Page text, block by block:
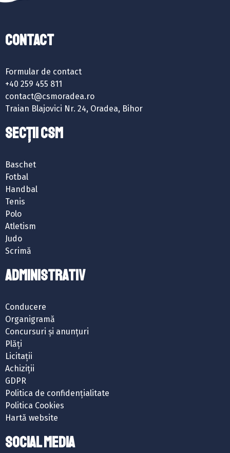
Contact
Formular de contact
+40 259 455 811
contact@csmoradea.ro
Traian Blajovici Nr. 24, Oradea, Bihor
SECȚII CSM
Baschet
Fotbal
Handbal
Tenis
Polo
Atletism
Judo
Scrimă
ADMINISTRATIV
Conducere
Organigramă
Concursuri și anunțuri
Plăți
Licitații
Achiziții
GDPR
Politica de confidențialitate
Politica Cookies
Hartă website
SOCIAL MEDIA